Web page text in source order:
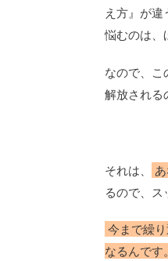
え方』が
悩むのは、
なので、こ
解放される
それは、
るので、ス
今まで繰
なるんです